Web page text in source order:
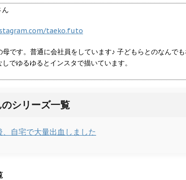
ん
taeko.futo
母です。普通に会社員をしています♪ 子どもらとのなんで
でゆるゆるとインスタで描いています。
シリーズ一覧
自宅で大量出血しました